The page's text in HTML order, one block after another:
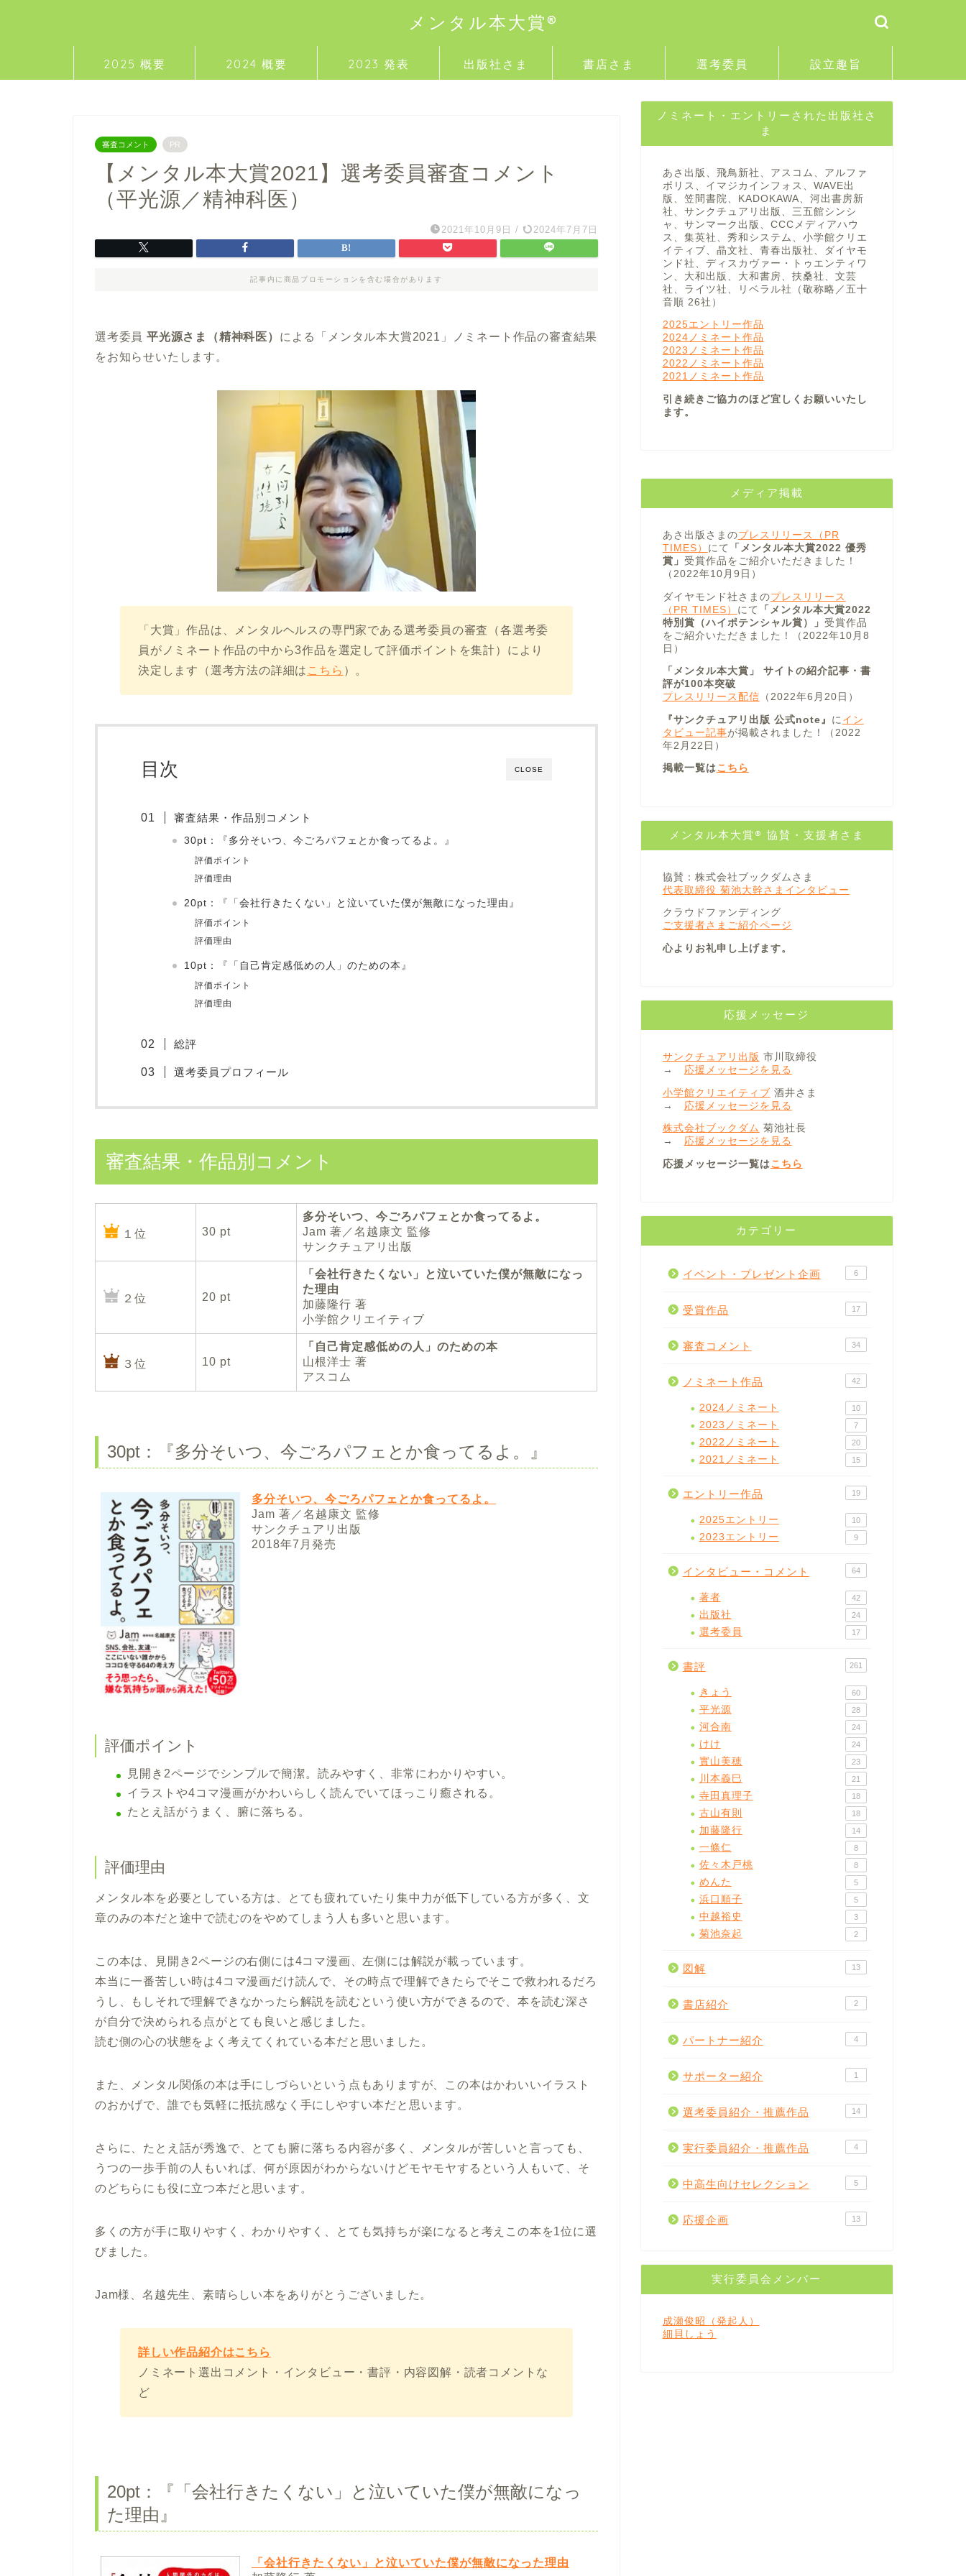
メンタル本大賞®
2025 概要 2024 概要 2023 発表 出版社さま 書店さま 選考委員 設立趣旨
審査コメント PR
【メンタル本大賞2021】選考委員審査コメント
（平光源／精神科医）
2021年10月9日 / 2024年7月7日
記事内に商品プロモーションを含む場合があります
選考委員 平光源さま（精神科医） による「メンタル本大賞2021」ノミネート作品の審査結果
をお知らせいたします。
「大賞」作品は、メンタルヘルスの専門家である選考委員の審査（各選考委
員がノミネート作品の中から3作品を選定して評価ポイントを集計）により
決定します（選考方法の詳細は こちら ）。
CLOSE
目次
審査結果・作品別コメント
30pt：『多分そいつ、今ごろパフェとか食ってるよ。』
評価ポイント
評価理由
20pt：『「会社行きたくない」と泣いていた僕が無敵になった理由』
評価ポイント
評価理由
10pt：『「自己肯定感低めの人」のための本』
評価ポイント
評価理由
総評
選考委員プロフィール
審査結果・作品別コメント
１位 30 pt
多分そいつ、今ごろパフェとか食ってるよ。
Jam 著／名越康文 監修
サンクチュアリ出版
２位 20 pt
「会社行きたくない」と泣いていた僕が無敵になっ
た理由
加藤隆行 著
小学館クリエイティブ
３位 10 pt
「自己肯定感低めの人」のための本
山根洋士 著
アスコム
30pt：『多分そいつ、今ごろパフェとか食ってるよ。』
多分そいつ、今ごろパフェとか食ってるよ。
Jam 著／名越康文 監修
サンクチュアリ出版
2018年7月発売
評価ポイント
見開き2ページでシンプルで簡潔。読みやすく、非常にわかりやすい。
イラストや4コマ漫画がかわいらしく読んでいてほっこり癒される。
たとえ話がうまく、腑に落ちる。
評価理由
メンタル本を必要としている方は、とても疲れていたり集中力が低下している方が多く、文
章のみの本だと途中で読むのをやめてしまう人も多いと思います。
この本は、見開き2ページの右側には4コマ漫画、左側には解説が載っています。
本当に一番苦しい時は4コマ漫画だけ読んで、その時点で理解できたらでそこで救われるだろ
うし、もしそれで理解できなかったら解説を読むという使い方ができるので、本を読む深さ
が自分で決められる点がとても良いと感じました。
読む側の心の状態をよく考えてくれている本だと思いました。
また、メンタル関係の本は手にしづらいという点もありますが、この本はかわいいイラスト
のおかげで、誰でも気軽に抵抗感なく手にしやすい本だと思います。
さらに、たとえ話が秀逸で、とても腑に落ちる内容が多く、メンタルが苦しいと言っても、
うつの一歩手前の人もいれば、何が原因がわからないけどモヤモヤするという人もいて、そ
のどちらにも役に立つ本だと思います。
多くの方が手に取りやすく、わかりやすく、とても気持ちが楽になると考えこの本を1位に選
びました。
Jam様、名越先生、素晴らしい本をありがとうございました。
詳しい作品紹介はこちら
ノミネート選出コメント・インタビュー・書評・内容図解・読者コメントな
ど
20pt：『「会社行きたくない」と泣いていた僕が無敵になっ
た理由』
「会社行きたくない」と泣いていた僕が無敵になった理由
ノミネート・エントリーされた出版社さ
ま
あさ出版、飛鳥新社、アスコム、アルファ
ポリス、イマジカインフォス、WAVE出
版、笠間書院、KADOKAWA、河出書房新
社、サンクチュアリ出版、三五館シンシ
ャ、サンマーク出版、CCCメディアハウ
ス、集英社、秀和システム、小学館クリエ
イティブ、晶文社、青春出版社、ダイヤモ
ンド社、ディスカヴァー・トゥエンティワ
ン、大和出版、大和書房、扶桑社、文芸
社、ライツ社、リベラル社（敬称略／五十
音順 26社）
2025エントリー作品
2024ノミネート作品
2023ノミネート作品
2022ノミネート作品
2021ノミネート作品
引き続きご協力のほど宜しくお願いいたし
ます。
メディア掲載
あさ出版さまのプレスリリース（PR
TIMES） にて
「メンタル本大賞2022 優秀
賞」 受賞作品をご紹介いただきました！
（2022年10月9日）
ダイヤモンド社さまのプレスリリース
（PR TIMES） にて
「メンタル本大賞2022
特別賞（ハイポテンシャル賞）」 受賞作品
をご紹介いただきました！（2022年10月8
日）
「メンタル本大賞」 サイトの紹介記事・書
評が100本突破
プレスリリース配信 （2022年6月20日）
『サンクチュアリ出版 公式note』 に イン
タビュー記事が掲載されました！（2022
年2月22日）
掲載一覧はこちら
メンタル本大賞® 協賛・支援者さま
協賛：株式会社ブックダムさま
代表取締役 菊池大幹さまインタビュー
クラウドファンディング
ご支援者さまご紹介ページ
心よりお礼申し上げます。
応援メッセージ
サンクチュアリ出版 市川取締役
→ 応援メッセージを見る
小学館クリエイティブ 酒井さま
→ 応援メッセージを見る
株式会社ブックダム 菊池社長
→ 応援メッセージを見る
応援メッセージ一覧はこちら
カテゴリー
イベント・プレゼント企画 6
受賞作品 17
審査コメント 34
ノミネート作品 42
2024ノミネート 10
2023ノミネート 7
2022ノミネート 20
2021ノミネート 15
エントリー作品 19
2025エントリー 10
2023エントリー 9
インタビュー・コメント 64
著者 42
出版社 24
選考委員 17
書評 261
きょう 60
平光源 28
河合南 24
けけ 24
實山美穂 23
川本義巳 21
寺田真理子 18
古山有則 18
加藤隆行 14
一條仁 8
佐々木戸桃 8
めんた 5
浜口順子 5
中越裕史 3
菊池奈起 2
図解 13
書店紹介 2
パートナー紹介 4
サポーター紹介 1
選考委員紹介・推薦作品 14
実行委員紹介・推薦作品 4
中高生向けセレクション 5
応援企画 13
実行委員会メンバー
成瀬俊昭（発起人）
細貝しょう